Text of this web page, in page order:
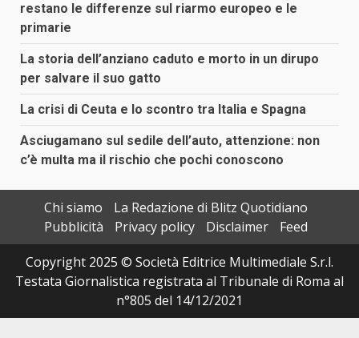
restano le differenze sul riarmo europeo e le
primarie
La storia dell’anziano caduto e morto in un dirupo
per salvare il suo gatto
La crisi di Ceuta e lo scontro tra Italia e Spagna
Asciugamano sul sedile dell’auto, attenzione: non
c’è multa ma il rischio che pochi conoscono
Chi siamo
La Redazione di Blitz Quotidiano
Pubblicità
Privacy policy Disclaimer
Feed
Copyright 2025 © Società Editrice Multimediale S.r.l.
Testata Giornalistica registrata al Tribunale di Roma al
n°805 del 14/12/2021